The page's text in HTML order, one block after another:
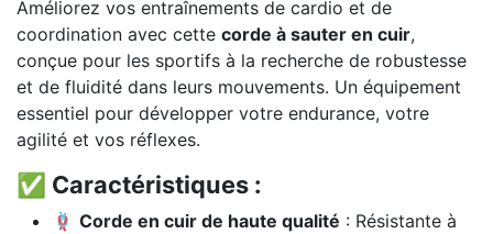
Améliorez vos entraînements de cardio et de
coordination avec cette corde à sauter en cuir,
conçue pour les sportifs à la recherche de robustesse
et de fluidité dans leurs mouvements. Un équipement
essentiel pour développer votre endurance, votre
agilité et vos réflexes.
✅ Caractéristiques :
🪢 Corde en cuir de haute qualité : Résistante à